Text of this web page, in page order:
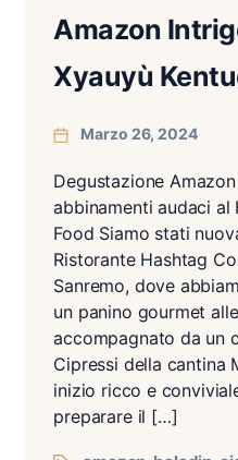
Amazon
Xyauyù
Marzo 26, 2024
Degustazione
abbinamenti audaci
Food Siamo stati
Ristorante Hashtag
Sanremo, dove
un panino gourmet
accompagnato da un
Cipressi della cantina
inizio ricco e
preparare il […]